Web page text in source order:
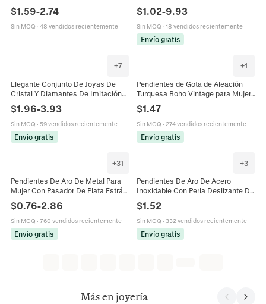
Números Romanos para Mujer
Pulsera Collar Pendientes Anillo de
Aleación Juego de Reloj de Pulsera
$1.59-2.74
Sin MOQ · 48 vendidos recientemente
Imitación Perla Artificial Sintética
Geométrica Floral Camisero Estilo
Victoriano
$1.02-9.93
Sin MOQ · 18 vendidos recientemente
Envío gratis
+7
Elegante Conjunto De Joyas De
Cristal Y Diamantes De Imitación
Pendientes De Aleación
Accesorios
$1.96-3.93
Sin MOQ · 59 vendidos recientemente
Envío gratis
+1
Pendientes de Gota de Aleación
Turquesa Boho Vintage para Mujer
con Strass y Poste de Acero
$1.47
Sin MOQ · 274 vendidos recientemente
Envío gratis
+31
Pendientes De Aro De Metal Para
Mujer Con Pasador De Plata Estrás
Geométrico Accesorios De Joyería
Chic
$0.76-2.86
Sin MOQ · 760 vendidos recientemente
Envío gratis
+3
Pendientes De Aro De Acero
Inoxidable Con Perla Deslizante De
Pedrería Corazón Lágrima Redondo
Joyas Elegantes Para Mujer
$1.52
Sin MOQ · 332 vendidos recientemente
Envío gratis
Más en joyería